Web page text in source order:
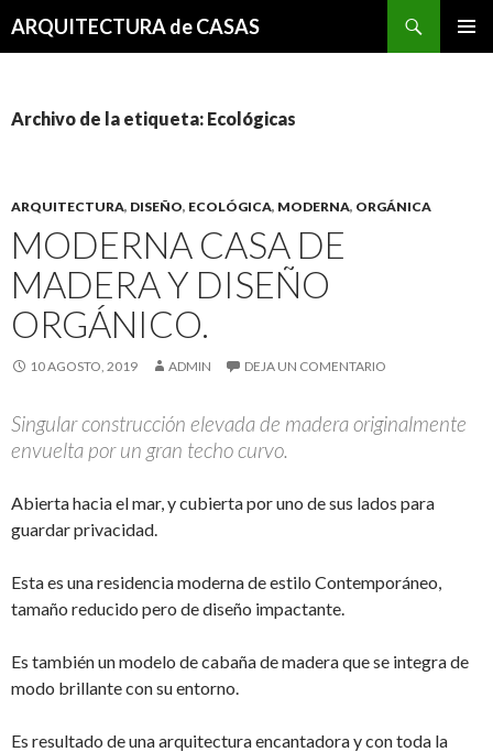
ARQUITECTURA de CASAS
Archivo de la etiqueta: Ecológicas
ARQUITECTURA, DISEÑO, ECOLÓGICA, MODERNA, ORGÁNICA
MODERNA CASA DE
MADERA Y DISEÑO
ORGÁNICO.
10 AGOSTO, 2019 ADMIN DEJA UN COMENTARIO
Singular construcción elevada de madera originalmente
envuelta por un gran techo curvo.
Abierta hacia el mar, y cubierta por uno de sus lados para
guardar privacidad.
Esta es una residencia moderna de estilo Contemporáneo,
tamaño reducido pero de diseño impactante.
Es también un modelo de cabaña de madera que se integra de
modo brillante con su entorno.
Es resultado de una arquitectura encantadora y con toda la